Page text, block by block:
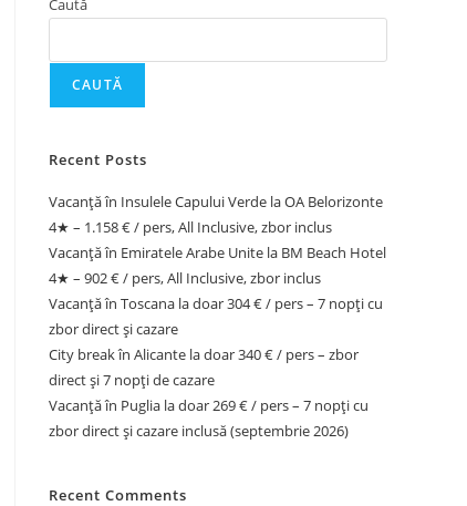
Caută
CAUTĂ
Recent Posts
Vacanță în Insulele Capului Verde la OA Belorizonte
4★ – 1.158 € / pers, All Inclusive, zbor inclus
Vacanță în Emiratele Arabe Unite la BM Beach Hotel
4★ – 902 € / pers, All Inclusive, zbor inclus
Vacanță în Toscana la doar 304 € / pers – 7 nopți cu
zbor direct și cazare
City break în Alicante la doar 340 € / pers – zbor
direct și 7 nopți de cazare
Vacanță în Puglia la doar 269 € / pers – 7 nopți cu
zbor direct și cazare inclusă (septembrie 2026)
Recent Comments